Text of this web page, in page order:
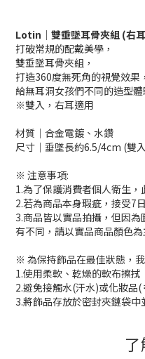
Lotin ｜雙垂墜耳骨夾組 (右
打破常規的配戴美學，
雙垂墜耳骨夾組，
打造360度無死角的視覺效果，
給無耳洞女孩們不同的造型體
※雙入，右耳適用
材質│合金電鍍、水鑽
尺寸│垂墜長約6.5/4cm (雙
※ 注意事項:
1.為了保護消費者個人衛生，
2.若為商品本身瑕疵，接受7
3.商品皆以實品拍攝，但因
有不同，請以實品商品顏色為
※ 為保持飾品在最佳狀態，
1.使用柔軟、乾燥的軟布擦拭
2.避免接觸水(汗水)或化妝品
3.將飾品存放於密封夾鏈袋中